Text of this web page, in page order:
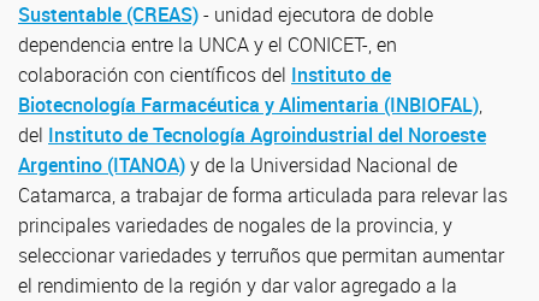
Sustentable (CREAS)- unidad ejecutora de doble
dependencia entre la UNCA y el CONICET-, en
colaboración con científicos del Instituto de
Biotecnología Farmacéutica y Alimentaria (INBIOFAL),
del Instituto de Tecnología Agroindustrial del Noroeste
Argentino (ITANOA)y de la Universidad Nacional de
Catamarca, a trabajar de forma articulada para relevar las
principales variedades de nogales de la provincia, y
seleccionar variedades y terruños que permitan aumentar
el rendimiento de la región y dar valor agregado a la